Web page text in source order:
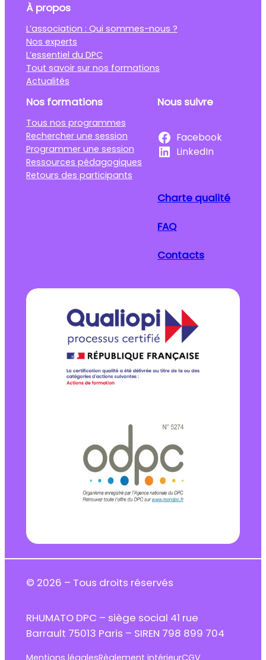
À propos
L’association : Qui sommes-nous ?
Nos experts
L’essentiel du DPC
Tout savoir sur nos formations
Actualités
Nos formations
Tous nos programmes
Rechercher une session
Programmer une session
Ressources pédagogiques
Retours des participants
Nous suivre
Facebook
LinkedIn
Charte qualité
FAQ
Contacts
© 2026 – Tous droits réservés
RHUMATO DPC – siège social 41 rue
Barrault 75013 Paris – SIREN 798 899 704
Mentions légalesRèglement intérieurCGV